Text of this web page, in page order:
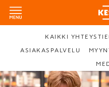
KAIKKI
ASIAKASPALVELU